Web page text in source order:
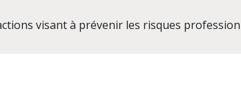
visant à prévenir les risques